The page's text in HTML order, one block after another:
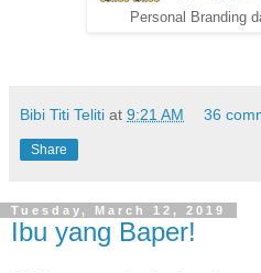
Personal Branding
Bibi Titi Teliti at 9:21 AM 36
Share
Tuesday, March 12, 2019
Ibu yang Baper!